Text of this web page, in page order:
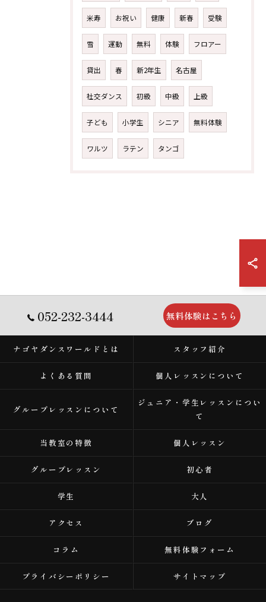
米寿 お祝い 健康 新春 受験
雪 運動 無料 体験 フロアー
貸出 春 新2年生 名古屋
社交ダンス 初級 中級 上級
子ども 小学生 シニア 無料体験
ワルツ ラテン タンゴ
052-232-3444 無料体験はこちら
ナゴヤダンスワールドとは スタッフ紹介
よくある質問 個人レッスンについて
グループレッスンについて
ジュニア・学生レッスンについ
て
当教室の特徴 個人レッスン
グループレッスン 初心者
学生 大人
アクセス ブログ
コラム 無料体験フォーム
プライバシーポリシー サイトマップ